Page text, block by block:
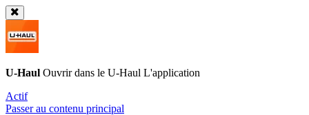
U-Haul Ouvrir dans le U-Haul L'application
Actif
Passer au contenu principal